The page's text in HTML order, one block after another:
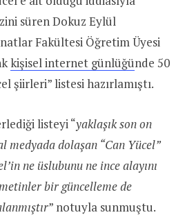
süren Dokuz Eylül
Fakültesi Öğretim Üyesi
kişisel internet günlüğünde 50
şiirleri” listesi hazırlamıştı.
listeyi “yaklaşık son on
medyada dolaşan “Can Yücel”
ne üslubunu ne ince alayını
bir güncelleme de
” notuyla sunmuştu.